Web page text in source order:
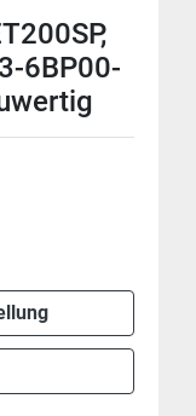
6BP00-